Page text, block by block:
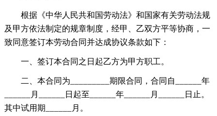
根据《中华人民共和国劳动法》和国家有关劳动法规
及甲方依法制定的规章制度，经甲、乙双方平等协商，一
致同意签订本劳动合同并达成协议条款如下：
一、签订本合同之日起乙方为甲方职工。
二、本合同为_________期限合同，合同自______年
______月______日起至______年______月______日止。
其中试用期______月。